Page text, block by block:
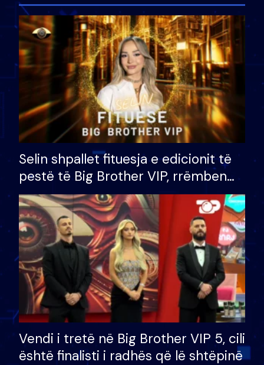
Selin shpallet fituesja e edicionit të
pestë të Big Brother VIP, rrëmben
çmimin e madh prej 100 mijë eurosh
Vendi i tretë në Big Brother VIP 5, cili
është finalisti i radhës që lë shtëpinë